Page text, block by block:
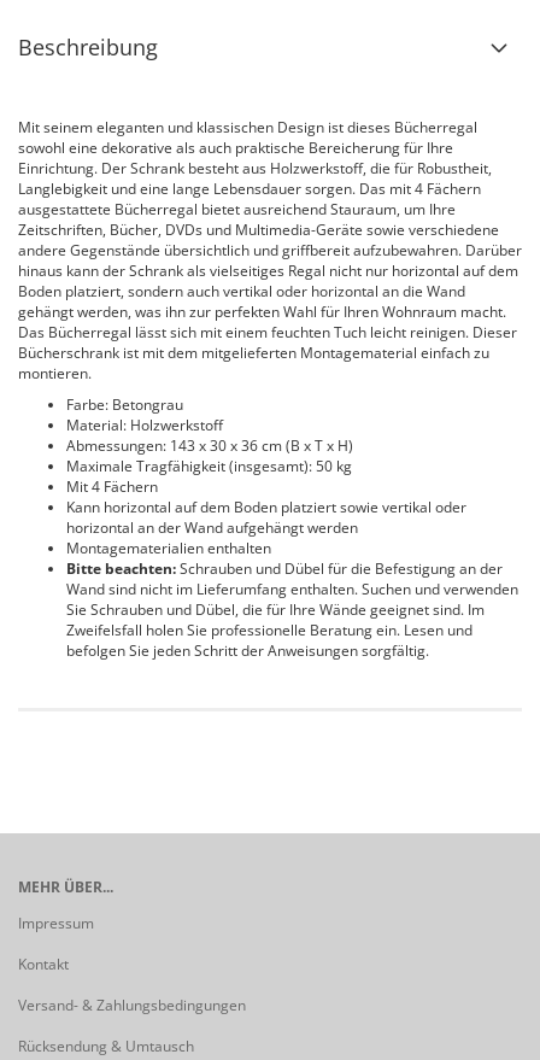
Beschreibung
Mit seinem eleganten und klassischen Design ist dieses Bücherregal
sowohl eine dekorative als auch praktische Bereicherung für Ihre
Einrichtung. Der Schrank besteht aus Holzwerkstoff, die für Robustheit,
Langlebigkeit und eine lange Lebensdauer sorgen. Das mit 4 Fächern
ausgestattete Bücherregal bietet ausreichend Stauraum, um Ihre
Zeitschriften, Bücher, DVDs und Multimedia-Geräte sowie verschiedene
andere Gegenstände übersichtlich und griffbereit aufzubewahren. Darüber
hinaus kann der Schrank als vielseitiges Regal nicht nur horizontal auf dem
Boden platziert, sondern auch vertikal oder horizontal an die Wand
gehängt werden, was ihn zur perfekten Wahl für Ihren Wohnraum macht.
Das Bücherregal lässt sich mit einem feuchten Tuch leicht reinigen. Dieser
Bücherschrank ist mit dem mitgelieferten Montagematerial einfach zu
montieren.
Farbe: Betongrau
Material: Holzwerkstoff
Abmessungen: 143 x 30 x 36 cm (B x T x H)
Maximale Tragfähigkeit (insgesamt): 50 kg
Mit 4 Fächern
Kann horizontal auf dem Boden platziert sowie vertikal oder
horizontal an der Wand aufgehängt werden
Montagematerialien enthalten
Bitte beachten:Schrauben und Dübel für die Befestigung an der
Wand sind nicht im Lieferumfang enthalten. Suchen und verwenden
Sie Schrauben und Dübel, die für Ihre Wände geeignet sind. Im
Zweifelsfall holen Sie professionelle Beratung ein. Lesen und
befolgen Sie jeden Schritt der Anweisungen sorgfältig.
MEHR ÜBER...
Impressum
Kontakt
Versand- & Zahlungsbedingungen
Rücksendung & Umtausch